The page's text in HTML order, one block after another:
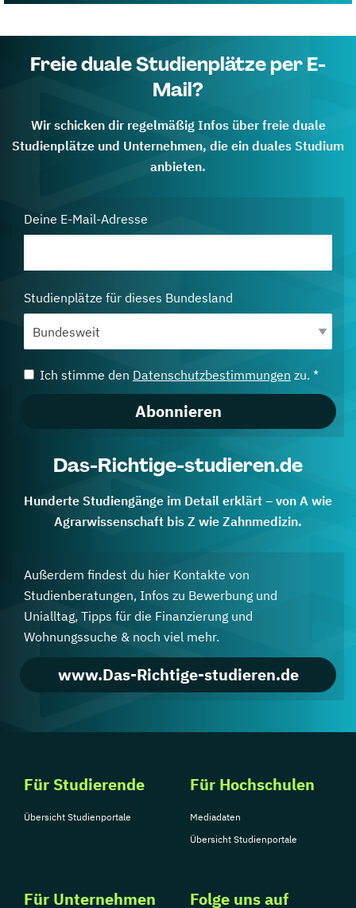
Freie duale Studienplätze per E-
Mail?
Wir schicken dir regelmäßig Infos über freie duale
Studienplätze und Unternehmen, die ein duales Studium
anbieten.
Deine E-Mail-Adresse
Studienplätze für dieses Bundesland
Ich stimme den Datenschutzbestimmungen zu. *
Abonnieren
Das-Richtige-studieren.de
Hunderte Studiengänge im Detail erklärt – von A wie
Agrarwissenschaft bis Z wie Zahnmedizin.
Außerdem findest du hier Kontakte von
Studienberatungen, Infos zu Bewerbung und
Unialltag, Tipps für die Finanzierung und
Wohnungssuche & noch viel mehr.
www.Das-Richtige-studieren.de
Für Studierende
Übersicht Studienportale
Für Hochschulen
Mediadaten
Übersicht Studienportale
Für Unternehmen Folge uns auf